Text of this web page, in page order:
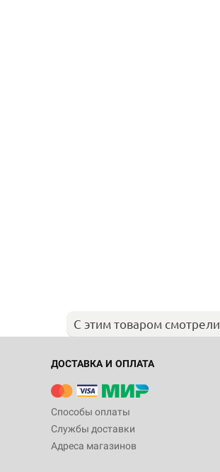
С этим товаром смотрели
ДОСТАВКА И ОПЛАТА
Способы оплаты
Службы доставки
Адреса магазинов